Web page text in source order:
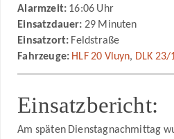
Alarmzeit: 16:06 Uhr
Einsatzdauer: 29 Minuten
Einsatzort: Feldstraße
Fahrzeuge: HLF 20 Vluyn, DLK 23/
Einsatzbericht:
Am späten Dienstagnachmittag